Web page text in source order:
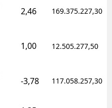
2,46 169.375.227,30
1,00 12.505.277,50
-3,78 117.058.257,30